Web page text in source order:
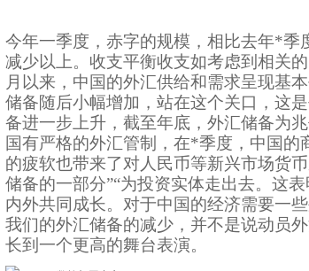
今年一季度，赤字的规模，相比去年*季
减少以上。收支平衡收支如考虑到相关
月以来，中国的外汇供给和需求呈现基
储备随后小幅增加，站在这个关口，这
备进一步上升，截至年底，外汇储备为
国有严格的外汇管制，在*季度，中国
的疲软也带来了对人民币等新兴市场货
储备的一部分”“为投资实体走出去。这
内外共同成长。对于中国的经济需要一
我们的外汇储备的减少，并不是说动员
长到一个更高的舞台表演。